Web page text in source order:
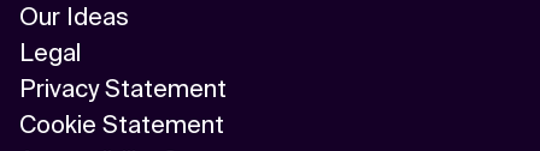
Our Ideas
Legal
Privacy Statement
Cookie Statement